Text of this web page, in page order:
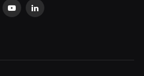
YouTubeLinkedIn